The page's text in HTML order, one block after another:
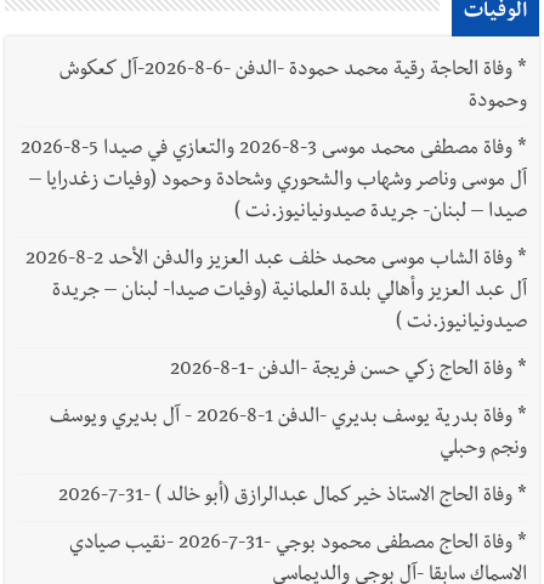
الوفيات
*
وفاة الحاجة رقية محمد حمودة -الدفن -6-8-2026-آل كعكوش
وحمودة
*
وفاة مصطفى محمد موسى 3-8-2026 والتعازي في صيدا 5-8-2026
آل موسى وناصر وشهاب والشحوري وشحادة وحمود (وفيات زغدرايا –
صيدا – لبنان- جريدة صيدونيانيوز.نت )
*
وفاة الشاب موسى محمد خلف عبد العزيز والدفن الأحد 2-8-2026
آل عبد العزيز وأهالي بلدة العلمانية (وفيات صيدا- لبنان – جريدة
صيدونيانيوز.نت )
*وفاة الحاج زكي حسن فريجة -الدفن -1-8-2026
*
وفاة بدرية يوسف بديري -الدفن 1-8-2026 - آل بديري ويوسف
ونجم وحبلي
*وفاة الحاج الاستاذ خير كمال عبدالرازق (أبو خالد ) -31-7-2026
*
وفاة الحاج مصطفى محمود بوجي -31-7-2026 -نقيب صيادي
الاسماك سابقا -آل بوجي والديماسي